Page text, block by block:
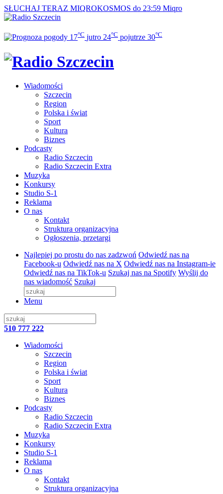
SŁUCHAJ TERAZ MIQROKOSMOS do 23:59 Miqro
17°C jutro 24°C pojutrze 30°C
Wiadomości
Szczecin
Region
Polska i świat
Sport
Kultura
Biznes
Podcasty
Radio Szczecin
Radio Szczecin Extra
Muzyka
Konkursy
Studio S-1
Reklama
O nas
Kontakt
Struktura organizacyjna
Ogłoszenia, przetargi
Najlepiej po prostu do nas zadzwoń Odwiedź nas na
Facebook-u Odwiedź nas na X Odwiedź nas na Instagram-ie
Odwiedź nas na TikTok-u Szukaj nas na Spotify Wyślij do
nas wiadomość Szukaj
Menu
510 777 222
Wiadomości
Szczecin
Region
Polska i świat
Sport
Kultura
Biznes
Podcasty
Radio Szczecin
Radio Szczecin Extra
Muzyka
Konkursy
Studio S-1
Reklama
O nas
Kontakt
Struktura organizacyjna